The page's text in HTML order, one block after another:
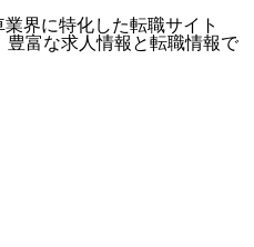
界に特化した転職サイト
豊富な求人情報と転職情報で